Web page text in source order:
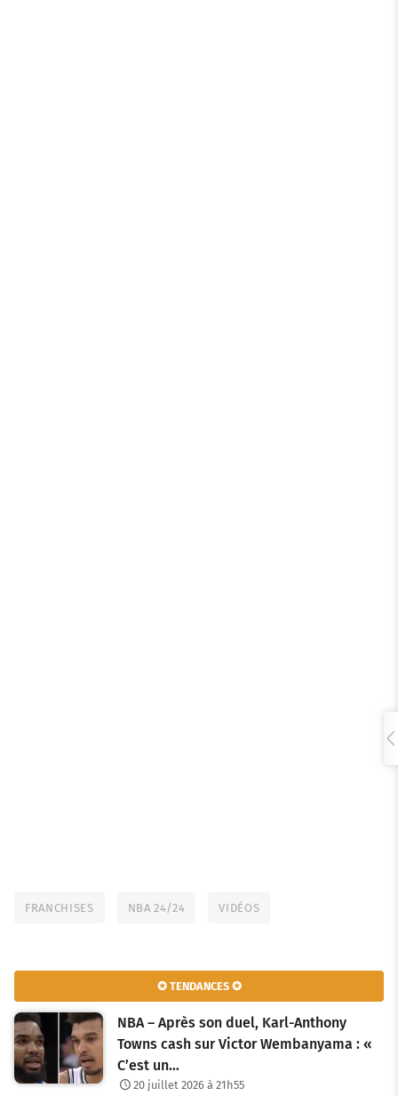
FRANCHISES NBA 24/24 VIDÉOS
✪ TENDANCES ✪
NBA – Après son duel, Karl-Anthony
Towns cash sur Victor Wembanyama : «
C’est un…
20 juillet 2026 à 21h55